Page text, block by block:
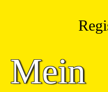
Mein